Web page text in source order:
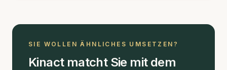
SIE WOLLEN ÄHNLICHES UMSETZEN?
Kinact matcht Sie mit dem